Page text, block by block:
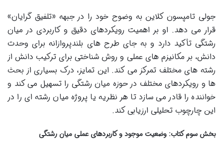
جولی تامپسون کلاین به وضوح خود را در جبهه «تلفیق گرایان»
قرار می دهد. او بر اهمیت رویکردهای دقیق و کاربردی در میان
رشتگی تأکید دارد و به جای طرح های بلندپروازانه برای وحدت
دانش، بر مکانیزم های عملی و روش شناختی برای ترکیب دانش از
رشته های مختلف تمرکز می کند. این تمایز، درک بسیاری از بحث
ها و رویکردهای مختلف در حوزه میان رشتگی را تسهیل می کند و
خواننده را قادر می سازد تا هر نظریه یا پروژه میان رشته ای را در
این چارچوب تحلیلی ارزیابی کند.
بخش سوم کتاب: وضعیت موجود و کاربردهای عملی میان رشتگی